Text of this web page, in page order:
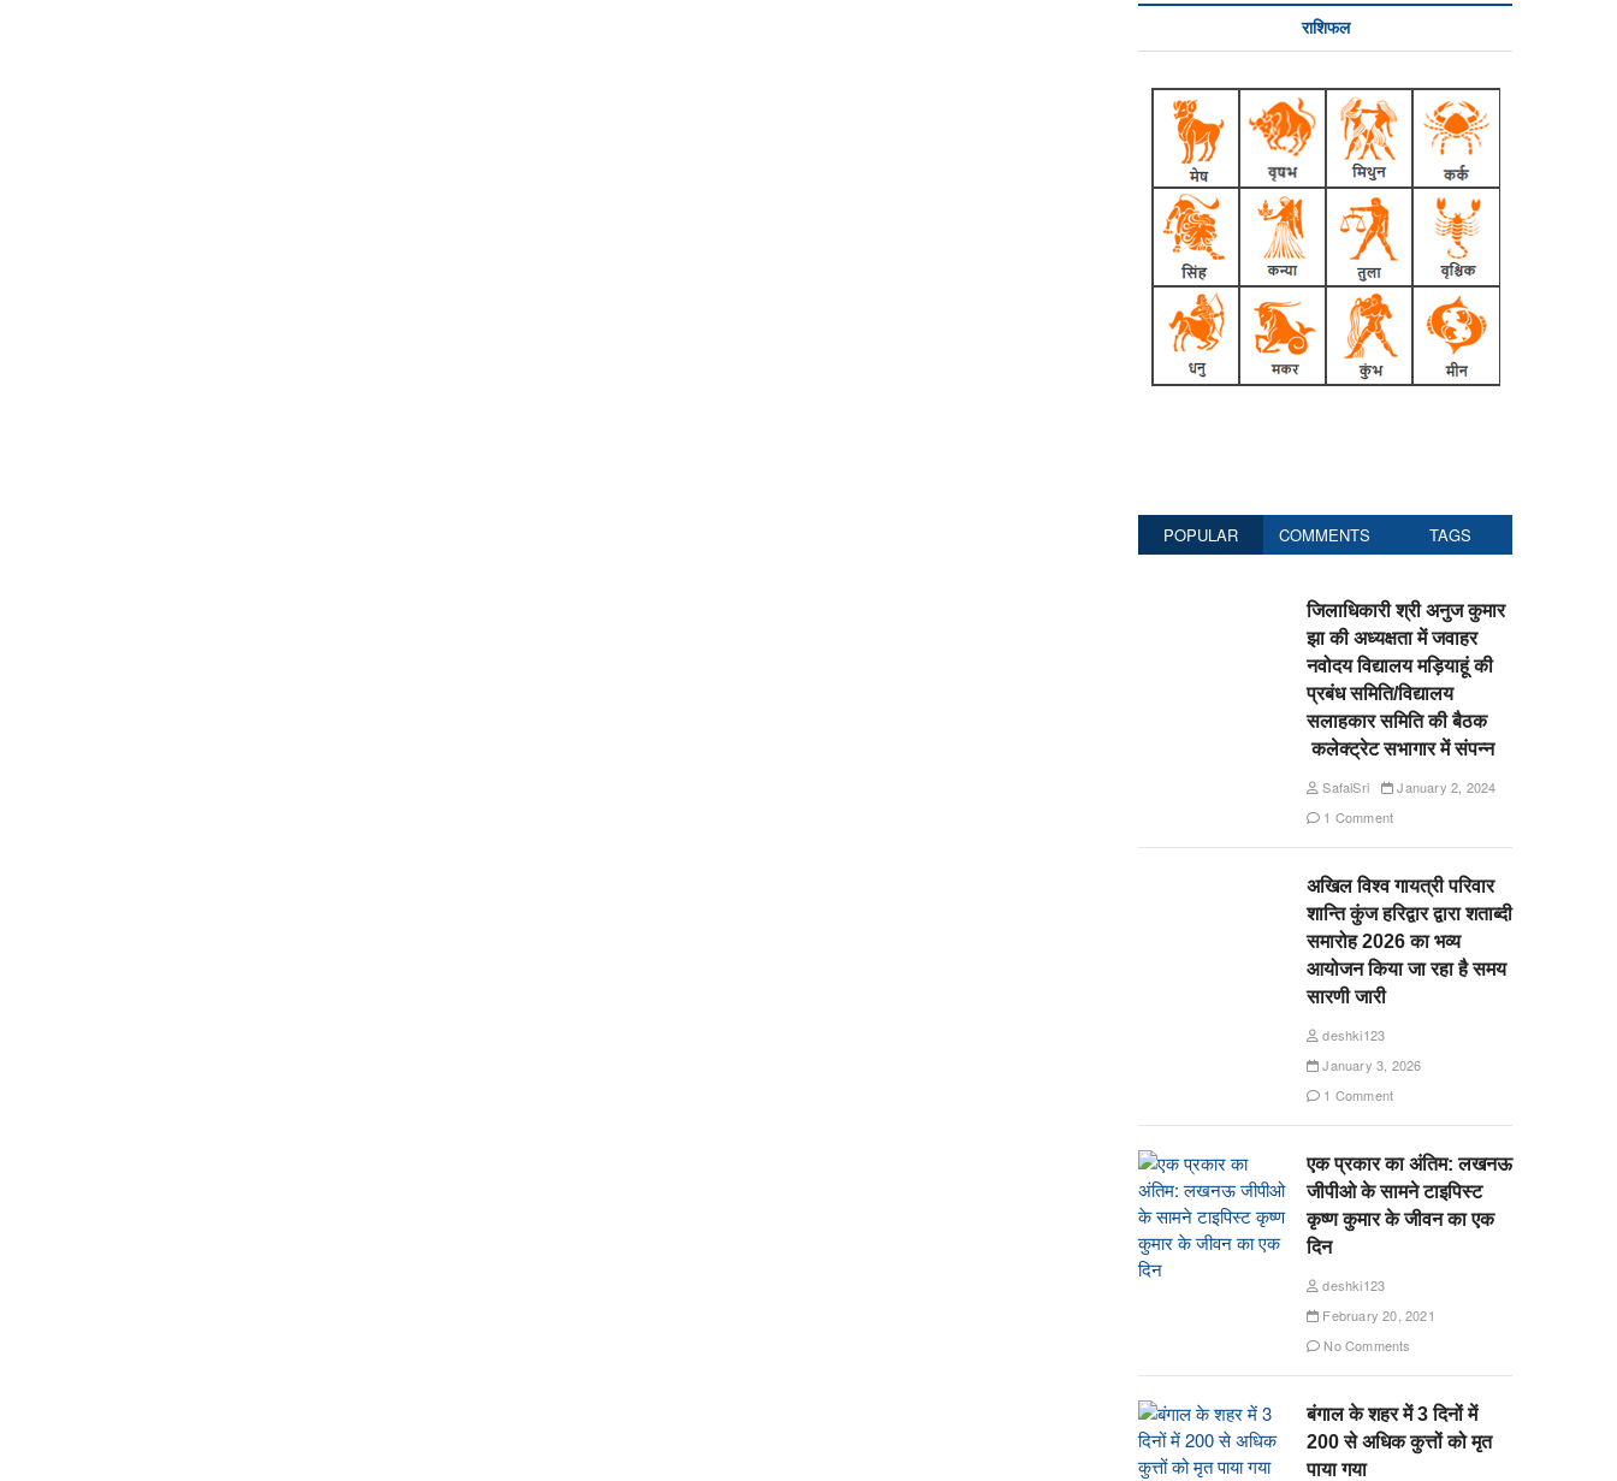
राशिफल
POPULAR COMMENTS TAGS
जिलाधिकारी श्री अनुज कुमार
झा की अध्यक्षता में जवाहर
नवोदय विद्यालय मड़ियाहूं की
प्रबंध समिति/विद्यालय
सलाहकार समिति की बैठक
कलेक्ट्रेट सभागार में संपन्न
SafalSri
January 2, 2024
1 Comment
अखिल विश्व गायत्री परिवार
शान्ति कुंज हरिद्वार द्वारा शताब्दी
समारोह 2026 का भव्य
आयोजन किया जा रहा है समय
सारणी जारी
deshki123
January 3, 2026
1 Comment
एक प्रकार का अंतिम: लखनऊ
जीपीओ के सामने टाइपिस्ट
कृष्ण कुमार के जीवन का एक
दिन
deshki123
February 20, 2021
No Comments
बंगाल के शहर में 3 दिनों में
200 से अधिक कुत्तों को मृत
पाया गया